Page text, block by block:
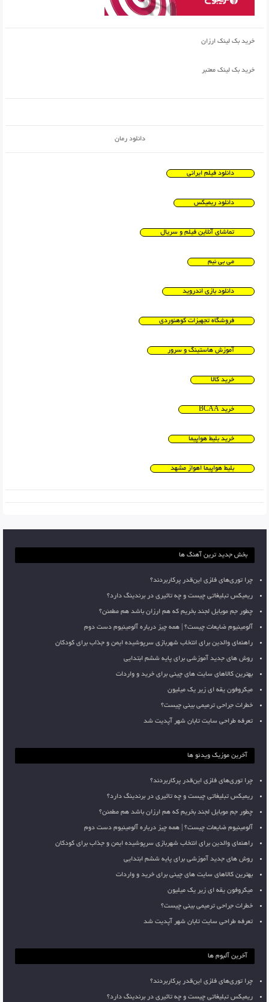
خرید بک لینک ارزان
خرید بک لینک معتبر
دانلود رمان
دانلود فیلم ایرانی
دانلود ریمیکس
تماشای آنلاین فیلم و سریال
می بی نیم
دانلود بازی اندروید
فروشگاه تجهیزات کوهنوردی
آموزش هاستینگ و سرور
خرید کالا
خرید BCAA
خرید بلیط هواپیما
بلیط هواپیما اهواز مشهد
بخش جدید ترین آهنگ ها
چرا توری‌های فلزی این‌قدر پرکاربردند؟
ریمیکس تبلیغاتی چیست و چه تاثیری در برندینگ دارد؟
چطور جم موبایل لجند بخریم که هم ارزان باشد هم مطمئن؟
آلومینیوم ضایعات چیست؟ | همه چیز درباره آلومینیوم دست دوم
راهنمای والدین برای انتخاب شهربازی سرپوشیده ایمن و جذاب برای کودکان
روش های جدید آموزشی برای پایه ششم ابتدایی
بهترین کالاهای سایت های چینی برای خرید و واردات
میکروفون یقه ای زیر یک میلیون
خطرات جراحی ترمیمی بینی چیست؟
تعرفه طراحی سایت تابان شهر آپدیت شد
آخرین موزیک ویدئو ها
چرا توری‌های فلزی این‌قدر پرکاربردند؟
ریمیکس تبلیغاتی چیست و چه تاثیری در برندینگ دارد؟
چطور جم موبایل لجند بخریم که هم ارزان باشد هم مطمئن؟
آلومینیوم ضایعات چیست؟ | همه چیز درباره آلومینیوم دست دوم
راهنمای والدین برای انتخاب شهربازی سرپوشیده ایمن و جذاب برای کودکان
روش های جدید آموزشی برای پایه ششم ابتدایی
بهترین کالاهای سایت های چینی برای خرید و واردات
میکروفون یقه ای زیر یک میلیون
خطرات جراحی ترمیمی بینی چیست؟
تعرفه طراحی سایت تابان شهر آپدیت شد
آخرین آلبوم ها
چرا توری‌های فلزی این‌قدر پرکاربردند؟
ریمیکس تبلیغاتی چیست و چه تاثیری در برندینگ دارد؟